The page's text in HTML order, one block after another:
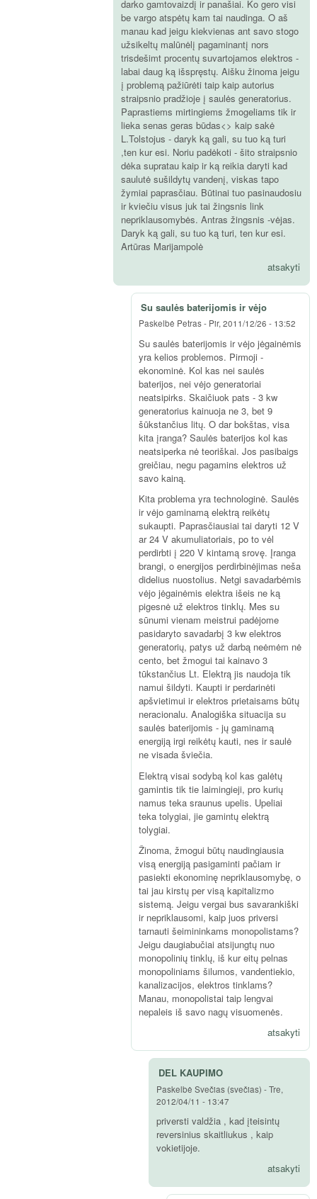
darko gamtovaizdį ir panašiai. Ko gero visi
be vargo atspėtų kam tai naudinga. O aš
manau kad jeigu kiekvienas ant savo stogo
užsikeltų malūnėlį pagaminantį nors
trisdešimt procentų suvartojamos elektros -
labai daug ką išspręstų. Aišku žinoma jeigu
į problemą pažiūrėti taip kaip autorius
straipsnio pradžioje į saulės generatorius.
Paprastiems mirtingiems žmogeliams tik ir
lieka senas geras būdas<> kaip sakė
L.Tolstojus - daryk ką gali, su tuo ką turi
,ten kur esi. Noriu padėkoti - šito straipsnio
dėka supratau kaip ir ką reikia daryti kad
saulutė sušildytų vandenį, viskas tapo
žymiai paprasčiau. Būtinai tuo pasinaudosiu
ir kviečiu visus juk tai žingsnis link
nepriklausomybės. Antras žingsnis -vėjas.
Daryk ką gali, su tuo ką turi, ten kur esi.
Artūras Marijampolė
atsakyti
Su saulės baterijomis ir vėjo
Paskelbė Petras- Pir, 2011/12/26 - 13:52
Su saulės baterijomis ir vėjo jėgainėmis
yra kelios problemos. Pirmoji -
ekonominė. Kol kas nei saulės
baterijos, nei vėjo generatoriai
neatsipirks. Skaičiuok pats - 3 kw
generatorius kainuoja ne 3, bet 9
šūkstančius litų. O dar bokštas, visa
kita įranga? Saulės baterijos kol kas
neatsiperka nė teoriškai. Jos pasibaigs
greičiau, negu pagamins elektros už
savo kainą.
Kita problema yra technologinė. Saulės
ir vėjo gaminamą elektrą reikėtų
sukaupti. Paprasčiausiai tai daryti 12 V
ar 24 V akumuliatoriais, po to vėl
perdirbti į 220 V kintamą srovę. Įranga
brangi, o energijos perdirbinėjimas neša
didelius nuostolius. Netgi savadarbėmis
vėjo jėgainėmis elektra išeis ne ką
pigesnė už elektros tinklų. Mes su
sūnumi vienam meistrui padėjome
pasidaryto savadarbį 3 kw elektros
generatorių, patys už darbą neėmėm nė
cento, bet žmogui tai kainavo 3
tūkstančius Lt. Elektrą jis naudoja tik
namui šildyti. Kaupti ir perdarinėti
apšvietimui ir elektros prietaisams būtų
neracionalu. Analogiška situacija su
saulės baterijomis - jų gaminamą
energiją irgi reikėtų kauti, nes ir saulė
ne visada šviečia.
Elektrą visai sodybą kol kas galėtų
gamintis tik tie laimingieji, pro kurių
namus teka sraunus upelis. Upeliai
teka tolygiai, jie gamintų elektrą
tolygiai.
Žinoma, žmogui būtų naudingiausia
visą energiją pasigaminti pačiam ir
pasiekti ekonominę nepriklausomybę, o
tai jau kirstų per visą kapitalizmo
sistemą. Jeigu vergai bus savarankiški
ir nepriklausomi, kaip juos priversi
tarnauti šeimininkams monopolistams?
Jeigu daugiabučiai atsijungtų nuo
monopolinių tinklų, iš kur eitų pelnas
monopoliniams šilumos, vandentiekio,
kanalizacijos, elektros tinklams?
Manau, monopolistai taip lengvai
nepaleis iš savo nagų visuomenės.
atsakyti
DEL KAUPIMO
Paskelbė Svečias (svečias) -Tre,
2012/04/11 - 13:47
priversti valdžia , kad įteisintų
reversinius skaitliukus , kaip
vokietijoje.
atsakyti